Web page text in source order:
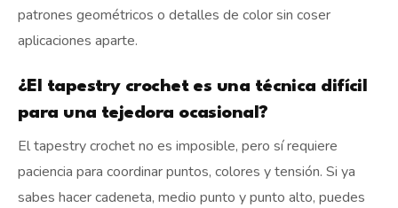
patrones geométricos o detalles de color sin coser
aplicaciones aparte.
¿El tapestry crochet es una técnica difícil
para una tejedora ocasional?
El tapestry crochet no es imposible, pero sí requiere
paciencia para coordinar puntos, colores y tensión. Si ya
sabes hacer cadeneta, medio punto y punto alto, puedes